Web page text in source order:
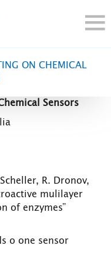
Moodle
English
ON CHEMICAL
Sensors
R. Dronov,
mulilayer
of enzymes”
o one sensor